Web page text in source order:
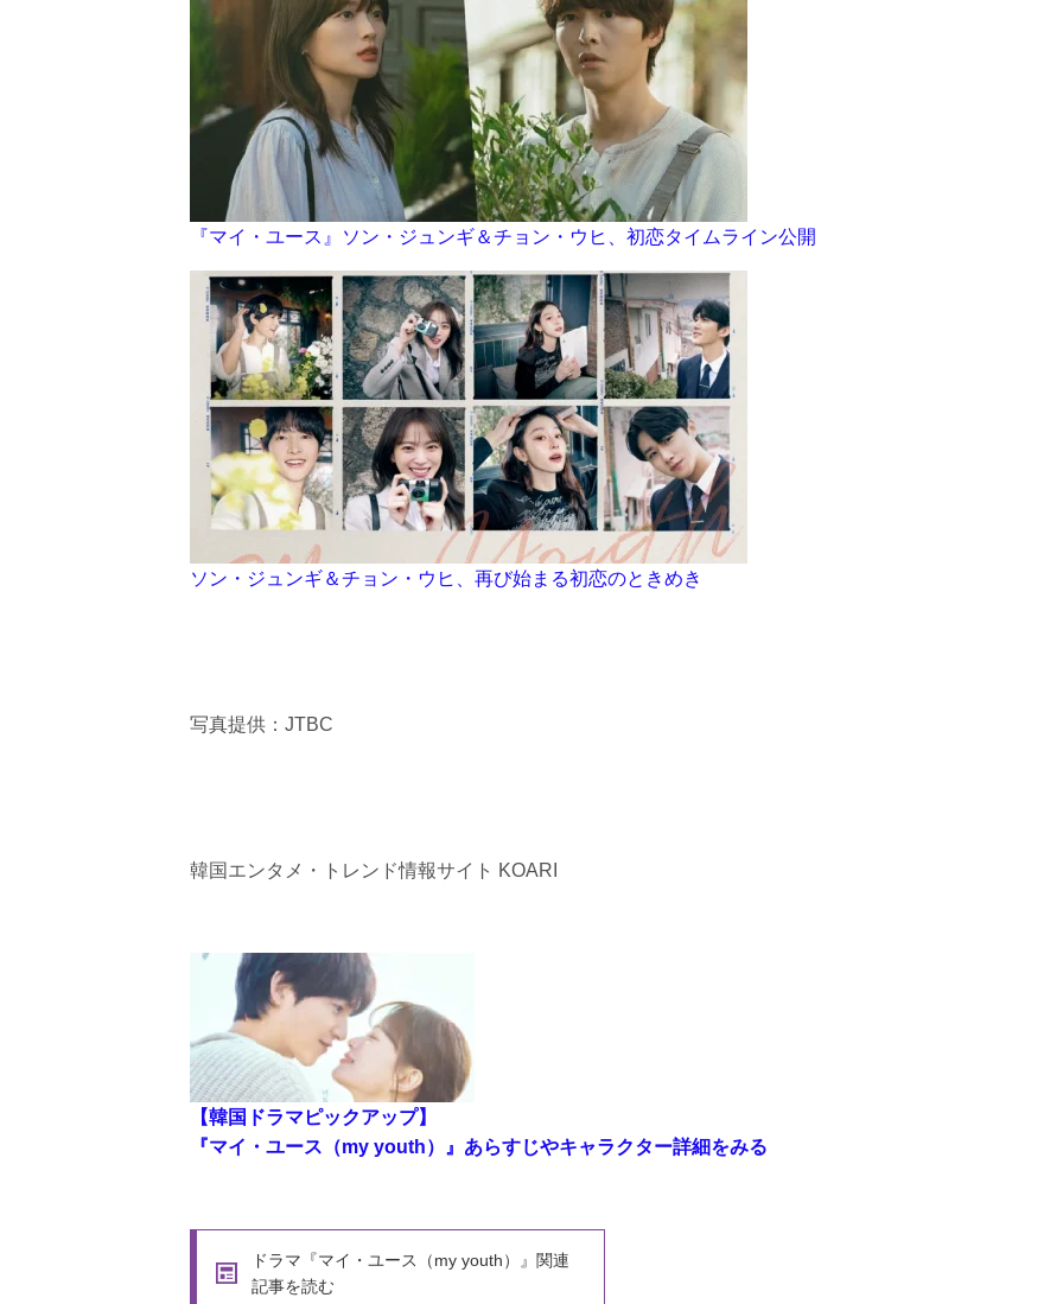
『マイ・ユース』ソン・ジュンギ＆チョン・ウヒ、初恋タイムライン公開
ソン・ジュンギ＆チョン・ウヒ、再び始まる初恋のときめき
写真提供：JTBC
韓国エンタメ・トレンド情報サイト KOARI
【韓国ドラマピックアップ】
『マイ・ユース（my youth）』あらすじやキャラクター詳細をみる
ドラマ『マイ・ユース（my youth）』関連
記事を読む